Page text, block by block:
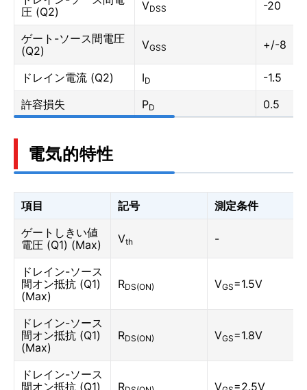
圧 (Q2)
VDSS -20
ゲート-ソース間電圧
(Q2)
VGSS +/-8
ドレイン電流 (Q2) ID
-1.5
許容損失
PD 0.5
電気的特性
項目 記号
測定条件
ゲートしきい値
電圧 (Q1) (Max)
Vth -
ドレイン-ソース
間オン抵抗 (Q1)
(Max)
RDS(ON) VGS=1.5V
ドレイン-ソース
間オン抵抗 (Q1)
(Max)
RDS(ON) VGS=1.8V
ドレイン-ソース
間オン抵抗 (Q1)
R V =2.5V